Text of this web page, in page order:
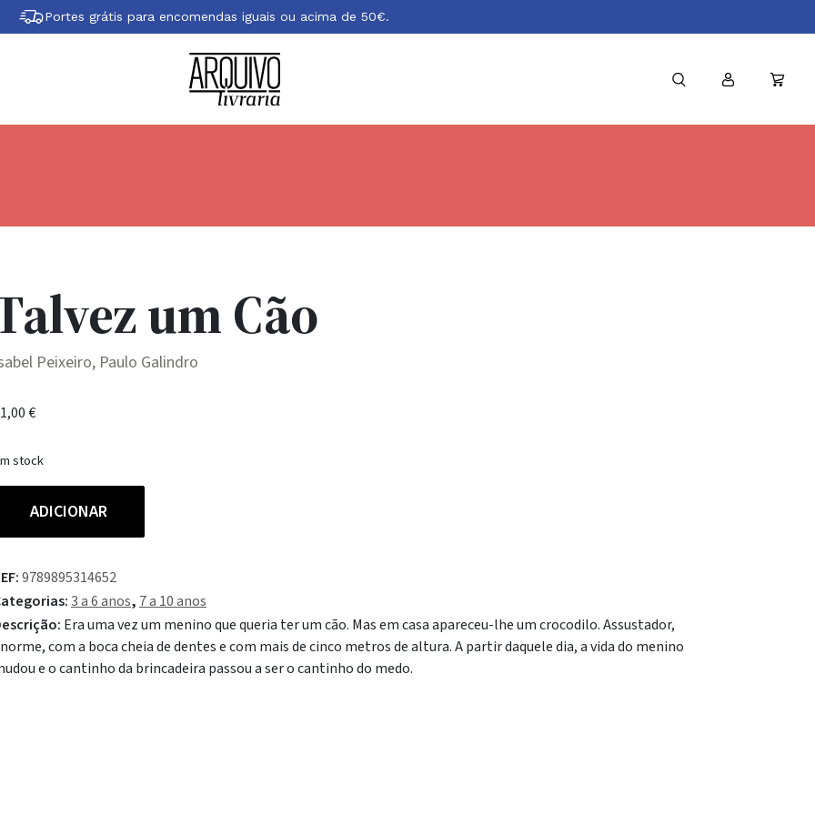
Portes grátis para encomendas iguais ou acima de 50€.
um Cão
Peixeiro, Paulo Galindro
€
stock
ADICIONAR
9789895314652
3 a 6 anos, 7 a 10 anos
Era uma vez um menino que queria ter um cão. Mas em casa apareceu-lhe um crocodilo. Assustador,
com a boca cheia de dentes e com mais de cinco metros de altura. A partir daquele dia, a vida do menino
e o cantinho da brincadeira passou a ser o cantinho do medo.